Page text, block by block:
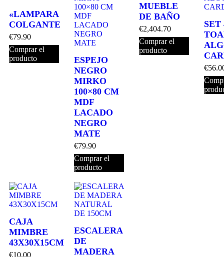
«LAMPARA
COLGANTE
€79.90
Comprar el
producto
ESPEJO
NEGRO
MIRKO
100×80 CM
MDF
LACADO
NEGRO
MATE
€79.90
Comprar el
producto
MUEBLE
DE BAÑO
€2,404.70
Comprar el
producto
SET
€
CAJA
MIMBRE
43X30X15CM
€10.00
ESCALERA
DE
MADERA